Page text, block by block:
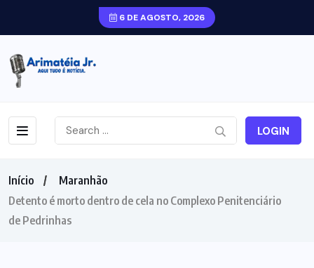
6 DE AGOSTO, 2026
LOGIN
Início
Maranhão
Detento é morto dentro de cela no Complexo Penitenciário
de Pedrinhas